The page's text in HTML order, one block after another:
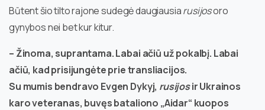
Būtent šio tilto rajone sudegė daugiausiarusijosoro
gynybos nei bet kur kitur.
– Žinoma, suprantama. Labai ačiū už pokalbį. Labai
ačiū, kad prisijungėte prie transliacijos.
Su mumis bendravo Evgen Dykyj, rusijosir Ukrainos
karo veteranas, buvęs bataliono „Aidar“ kuopos